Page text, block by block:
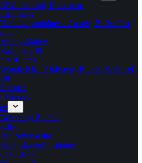
BBC microbit, Halo m.m.
Elecfreaks
Kitronik produkter – Arcade, BitBot Pro
m.m.
Makey-Makey
Raspberry Pi
SAM Labs
WonderKit – Air,Hover, Bubble & Wheel
Bit
Makedo
Beebot og Bluebot
Edison
HP Robots-Otto
Kubo skærmfri robotter
LOTI-BOT